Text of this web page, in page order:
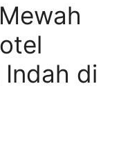
Indah di